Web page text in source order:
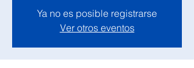
Ya no es posible registrarse
Ver otros eventos